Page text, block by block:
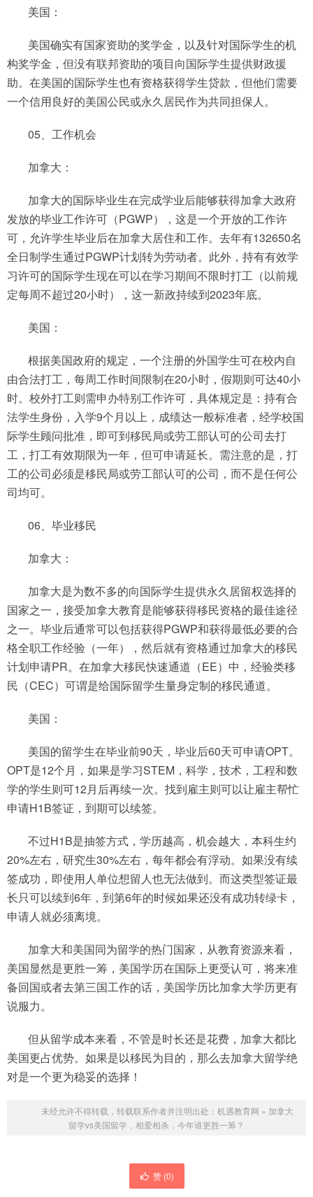
美国：
美国确实有国家资助的奖学金，以及针对国际学生的机
构奖学金，但没有联邦资助的项目向国际学生提供财政援
助。在美国的国际学生也有资格获得学生贷款，但他们需要
一个信用良好的美国公民或永久居民作为共同担保人。
05、工作机会
加拿大：
加拿大的国际毕业生在完成学业后能够获得加拿大政府
发放的毕业工作许可（PGWP），这是一个开放的工作许
可，允许学生毕业后在加拿大居住和工作。去年有132650名
全日制学生通过PGWP计划转为劳动者。此外，持有有效学
习许可的国际学生现在可以在学习期间不限时打工（以前规
定每周不超过20小时），这一新政持续到2023年底。
美国：
根据美国政府的规定，一个注册的外国学生可在校内自
由合法打工，每周工作时间限制在20小时，假期则可达40小
时。校外打工则需申办特别工作许可，具体规定是：持有合
法学生身份，入学9个月以上，成绩达一般标准者，经学校国
际学生顾问批准，即可到移民局或劳工部认可的公司去打
工，打工有效期限为一年，但可申请延长。需注意的是，打
工的公司必须是移民局或劳工部认可的公司，而不是任何公
司均可。
06、毕业移民
加拿大：
加拿大是为数不多的向国际学生提供永久居留权选择的
国家之一，接受加拿大教育是能够获得移民资格的最佳途径
之一。毕业后通常可以包括获得PGWP和获得最低必要的合
格全职工作经验（一年），然后就有资格通过加拿大的移民
计划申请PR。在加拿大移民快速通道（EE）中，经验类移
民（CEC）可谓是给国际留学生量身定制的移民通道。
美国：
美国的留学生在毕业前90天，毕业后60天可申请OPT。
OPT是12个月，如果是学习STEM，科学，技术，工程和数
学的学生则可12月后再续一次。找到雇主则可以让雇主帮忙
申请H1B签证，到期可以续签。
不过H1B是抽签方式，学历越高，机会越大，本科生约
20%左右，研究生30%左右，每年都会有浮动。如果没有续
签成功，即使用人单位想留人也无法做到。而这类型签证最
长只可以续到6年，到第6年的时候如果还没有成功转绿卡，
申请人就必须离境。
加拿大和美国同为留学的热门国家，从教育资源来看，
美国显然是更胜一筹，美国学历在国际上更受认可，将来准
备回国或者去第三国工作的话，美国学历比加拿大学历更有
说服力。
但从留学成本来看，不管是时长还是花费，加拿大都比
美国更占优势。如果是以移民为目的，那么去加拿大留学绝
对是一个更为稳妥的选择！
未经允许不得转载，转载联系作者并注明出处： 机遇教育网 » 加拿大
留学vs美国留学，相爱相杀，今年谁更胜一筹？
赞 (0)